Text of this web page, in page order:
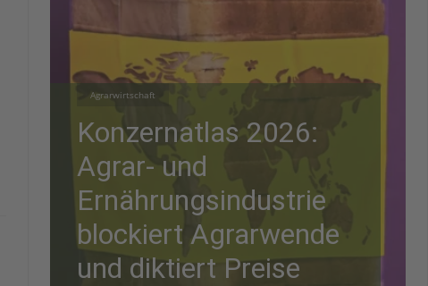
Agrarwirtschaft
Konzernatlas 2026:
Agrar- und
Ernährungsindustrie
blockiert Agrarwende
und diktiert Preise